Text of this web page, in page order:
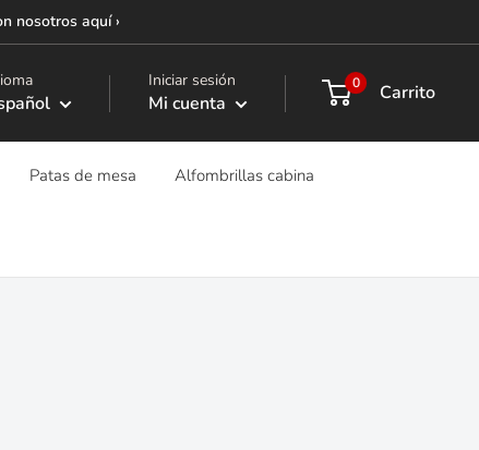
nosotros aquí ›
Iniciar sesión
Mi cuenta
0 Carrito
Patas de mesa Alfombrillas cabina